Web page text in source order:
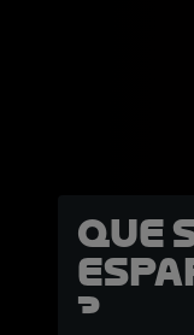
Que
?